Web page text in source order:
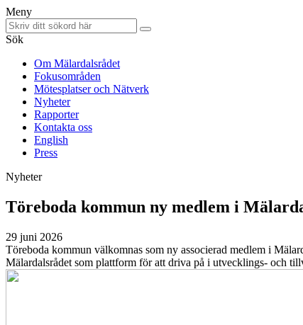
Meny
Sök
Om Mälardalsrådet
Fokusområden
Mötesplatser och Nätverk
Nyheter
Rapporter
Kontakta oss
English
Press
Nyheter
Töreboda kommun ny medlem i
29 juni 2026
Töreboda kommun välkomnas som ny associerad medlem i
Mälardalsrådet som plattform för att driva på i utvecklings- och